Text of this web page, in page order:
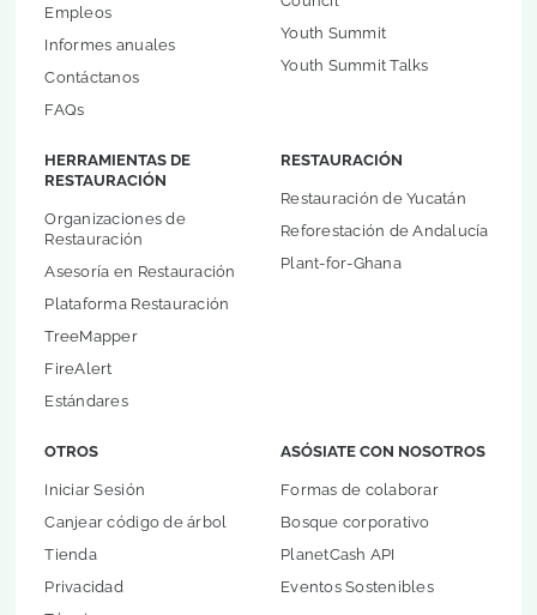
Empleos
Informes anuales
Contáctanos
FAQs
Youth Summit
Youth Summit Talks
HERRAMIENTAS DE
RESTAURACIÓN
Organizaciones de
Restauración
Asesoría en Restauración
Plataforma Restauración
TreeMapper
FireAlert
Estándares
RESTAURACIÓN
Restauración de Yucatán
Reforestación de Andalucía
Plant-for-Ghana
OTROS
Iniciar Sesión
Canjear código de árbol
Tienda
Privacidad
ASÓSIATE CON NOSOTROS
Formas de colaborar
Bosque corporativo
PlanetCash API
Eventos Sostenibles